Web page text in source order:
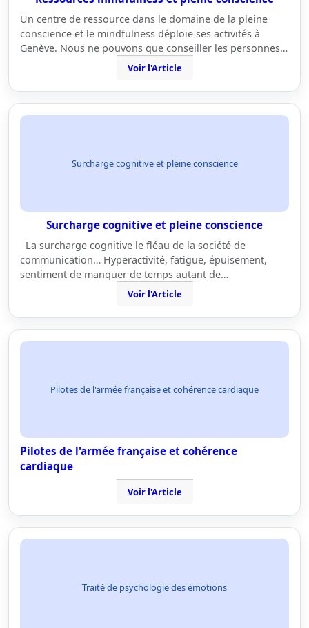
Un centre de ressource dans le domaine de la pleine
conscience et le mindfulness déploie ses activités à
Genève. Nous ne pouvons que conseiller les personnes…
Voir l'Article
Surcharge cognitive et pleine conscience
Surcharge cognitive et pleine conscience
La surcharge cognitive le fléau de la société de
communication… Hyperactivité, fatigue, épuisement,
sentiment de manquer de temps autant de…
Voir l'Article
Pilotes de l'armée française et cohérence cardiaque
Pilotes de l'armée française et cohérence
cardiaque
Voir l'Article
Traité de psychologie des émotions